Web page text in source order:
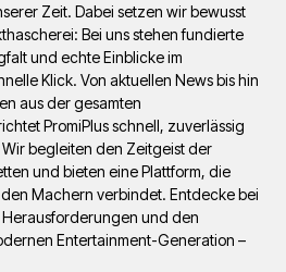
Zeit. Dabei setzen wir bewusst
Bei uns stehen fundierte
und echte Einblicke im
Klick. Von aktuellen News bis hin
aus der gesamten
PromiPlus schnell, zuverlässig
begleiten den Zeitgeist der
und bieten eine Plattform, die
Machern verbindet. Entdecke bei
und den
Entertainment-Generation –